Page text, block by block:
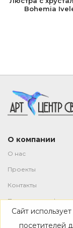
Bohemia
О компании
О нас
Проекты
Контакты
Политика
Магазин
Сайт
посетителей